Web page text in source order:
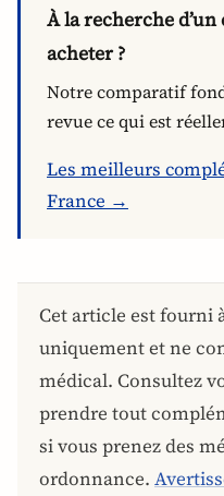
À la recherche
acheter ?
Notre comparatif
revue ce qui est
Les meilleurs
France →
Cet article est
uniquement et ne
médical. Consultez
prendre tout
si vous prenez des
ordonnance.